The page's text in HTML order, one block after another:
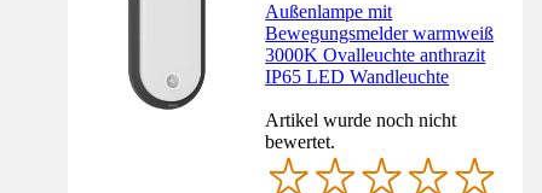
Außenlampe mit
Bewegungsmelder warmweiß
3000K Ovalleuchte anthrazit
IP65 LED Wandleuchte
Artikel wurde noch nicht
bewertet.